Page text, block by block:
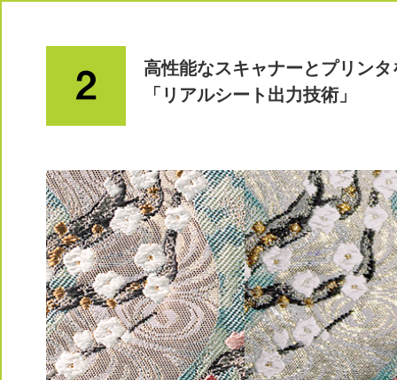
高性能なスキャナーとプリン
「リアルシート出力技術」